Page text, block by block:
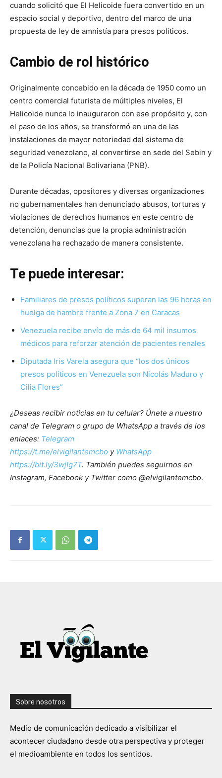
cuando solicitó que El Helicoide fuera convertido en un
espacio social y deportivo, dentro del marco de una
propuesta de ley de amnistía para presos políticos.
Cambio de rol histórico
Originalmente concebido en la década de 1950 como un
centro comercial futurista de múltiples niveles, El
Helicoide nunca lo inauguraron con ese propósito y, con
el paso de los años, se transformó en una de las
instalaciones de mayor notoriedad del sistema de
seguridad venezolano, al convertirse en sede del Sebin y
de la Policía Nacional Bolivariana (PNB).
Durante décadas, opositores y diversas organizaciones
no gubernamentales han denunciado abusos, torturas y
violaciones de derechos humanos en este centro de
detención, denuncias que la propia administración
venezolana ha rechazado de manera consistente.
Te puede interesar:
Familiares de presos políticos superan las 96 horas en
huelga de hambre frente a Zona 7 en Caracas
Venezuela recibe envío de más de 64 mil insumos
médicos para reforzar atención de pacientes renales
Diputada Iris Varela asegura que “los dos únicos
presos políticos en Venezuela son Nicolás Maduro y
Cilia Flores”
¿Deseas recibir noticias en tu celular? Únete a nuestro
canal de Telegram o grupo de WhatsApp a través de los
enlaces: Telegram
https://t.me/elvigilantemcbo y WhatsApp
https://bit.ly/3wjIg7T. También puedes seguirnos en
Instagram, Facebook y Twitter como @elvigilantemcbo.
Sobre nosotros
Medio de comunicación dedicado a visibilizar el
acontecer ciudadano desde otra perspectiva y proteger
el medioambiente en todos los sentidos.